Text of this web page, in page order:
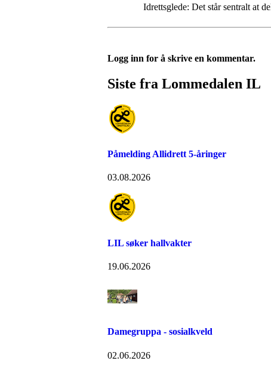
Idrettsglede: Det står sentralt at
Logg inn for å skrive en kommentar.
Siste fra Lommedalen IL
Påmelding Allidrett 5-åringer
03.08.2026
LIL søker hallvakter
19.06.2026
Damegruppa - sosialkveld
02.06.2026